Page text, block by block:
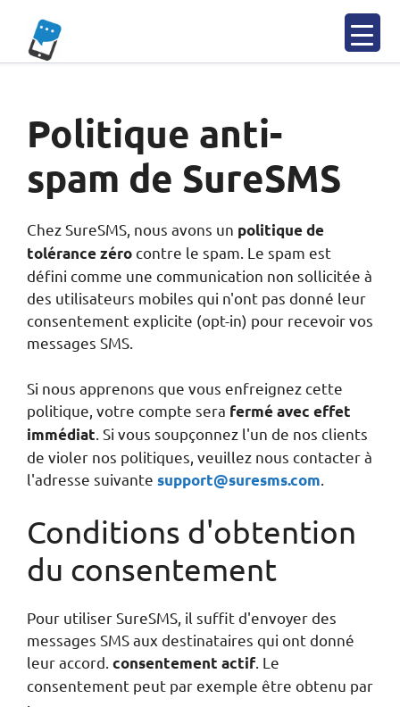
content
Politique anti-
spam de SureSMS
Chez SureSMS, nous avons un politique de
tolérance zérocontre le spam. Le spam est
défini comme une communication non sollicitée à
des utilisateurs mobiles qui n'ont pas donné leur
consentement explicite (opt-in) pour recevoir vos
messages SMS.
Si nous apprenons que vous enfreignez cette
politique, votre compte sera fermé avec effet
immédiat . Si vous soupçonnez l'un de nos clients
de violer nos politiques, veuillez nous contacter à
l'adresse suivante support@suresms.com
Conditions d'obtention
du consentement
Pour utiliser SureSMS, il suffit d'envoyer des
messages SMS aux destinataires qui ont donné
leur accord. consentement actif. Le
consentement peut par exemple être obtenu par